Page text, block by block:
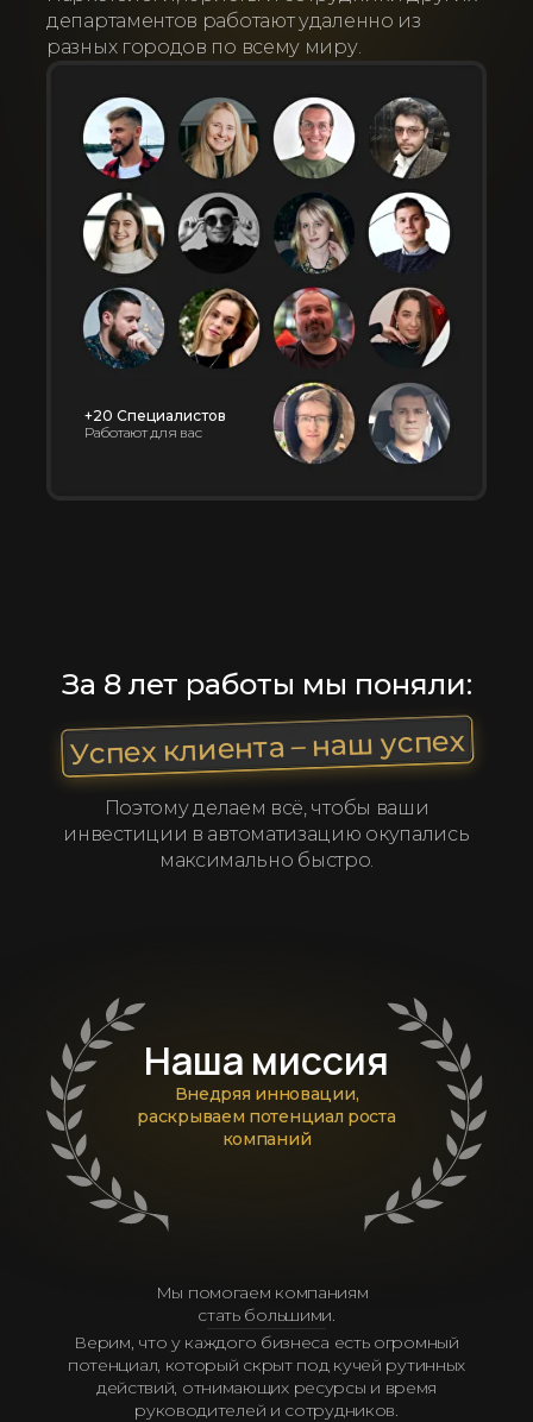
департаментов работают удаленно из
разных городов по всему миру.
+20 Специалистов
Работают для вас
За 8 лет работы мы поняли:
Успех клиента – наш успех
Поэтому делаем всё, чтобы ваши
инвестиции в автоматизацию окупались
максимально быстро.
Наша миссия
Внедряя инновации,
раскрываем потенциал роста
компаний
Мы помогаем компаниям
стать большими.
Верим, что у каждого бизнеса есть огромный
потенциал, который скрыт под кучей рутинных
действий, отнимающих ресурсы и время
руководителей и сотрудников.